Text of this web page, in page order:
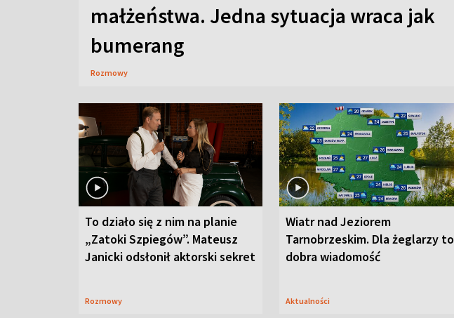
małżeństwa. Jedna sytuacja wraca jak
bumerang
Rozmowy
To działo się z nim na planie
„Zatoki Szpiegów”. Mateusz
Janicki odsłonił aktorski sekret
Rozmowy
Wiatr nad Jeziorem
Tarnobrzeskim. Dla żeglarzy to
dobra wiadomość
Aktualności